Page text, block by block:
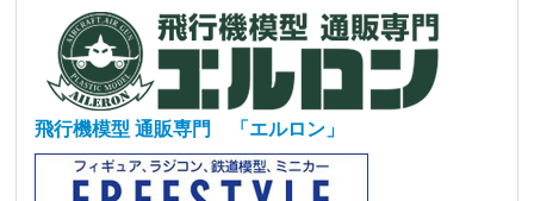
飛行機模型 通販専門 「エルロン」